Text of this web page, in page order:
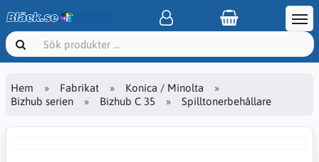
Hem Fabrikat
Konica / Minolta
Bizhub serien
Bizhub C 35 Spilltonerbehållare